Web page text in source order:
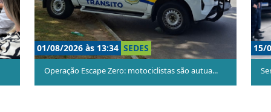
08/07/2026 às 18:00 SEDES
Serra: Roubos em coletivos caem 45,4% no prim...
06/